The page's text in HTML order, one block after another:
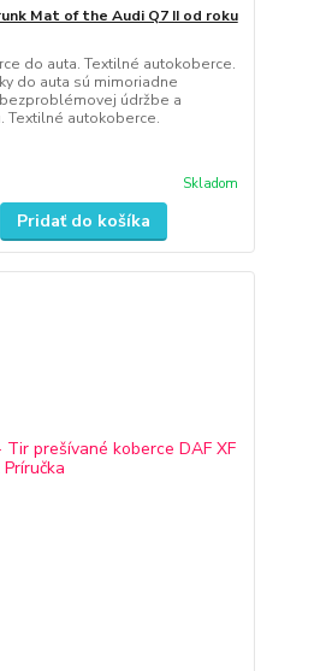
Mat of the Audi Q7 II od roku
do auta. Textilné autokoberce.
do auta sú mimoriadne
údržbe a
Textilné autokoberce.
Skladom
Pridať do košíka